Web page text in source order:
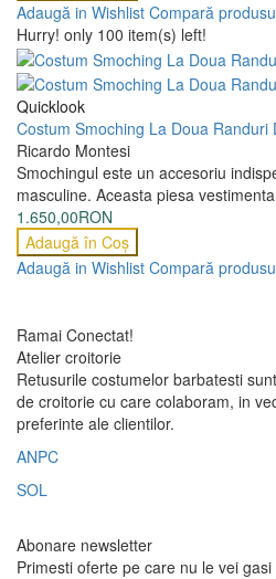
Adaugă in Wishlist Compară
Hurry! only 100 item(s) left!
Quicklook
Costum Smoching La Doua Randuri
Ricardo Montesi
Smochingul este un accesoriu
masculine. Aceasta piesa
1.650,00RON
Adaugă în Coş
Adaugă in Wishlist Compară
Ramai Conectat!
Atelier croitorie
Retusurile costumelor barbatesti
de croitorie cu care colaboram, in
preferinte ale clientilor.
ANPC
SOL
Abonare newsletter
Primesti oferte pe care nu le vei